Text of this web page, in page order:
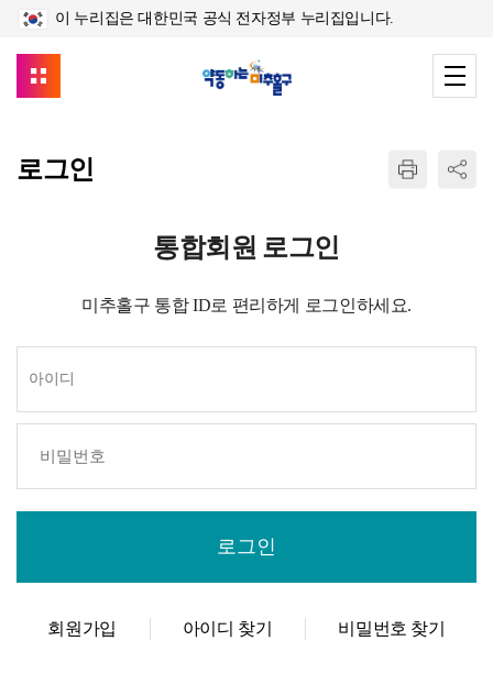
이 누리집은 대한민국 공식 전자정부 누리집입니다.
로그인
통합회원 로그인
미추홀구 통합 ID로 편리하게 로그인하세요.
회원가입 아이디 찾기 비밀번호 찾기